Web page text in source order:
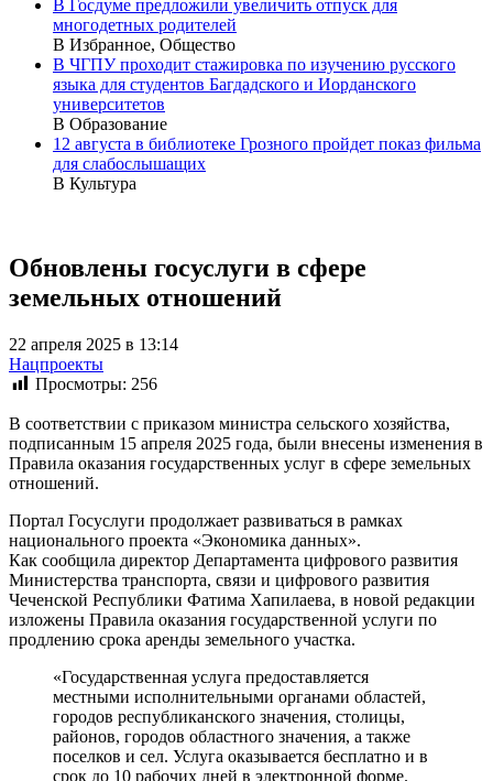
В Госдуме предложили увеличить отпуск для
многодетных родителей
В Избранное, Общество
В ЧГПУ проходит стажировка по изучению русского
языка для студентов Багдадского и Иорданского
университетов
В Образование
12 августа в библиотеке Грозного пройдет показ фильма
для слабослышащих
В Культура
Обновлены госуслуги в сфере
земельных отношений
22 апреля 2025 в 13:14
Нацпроекты
Просмотры: 256
В соответствии с приказом министра сельского хозяйства,
подписанным 15 апреля 2025 года, были внесены изменения в
Правила оказания государственных услуг в сфере земельных
отношений.
Портал Госуслуги продолжает развиваться в рамках
национального проекта «Экономика данных».
Как сообщила директор Департамента цифрового развития
Министерства транспорта, связи и цифрового развития
Чеченской Республики Фатима Хапилаева, в новой редакции
изложены Правила оказания государственной услуги по
продлению срока аренды земельного участка.
«Государственная услуга предоставляется
местными исполнительными органами областей,
городов республиканского значения, столицы,
районов, городов областного значения, а также
поселков и сел. Услуга оказывается бесплатно и в
срок до 10 рабочих дней в электронной форме.